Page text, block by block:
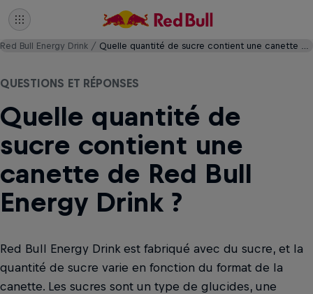
Red Bull Energy Drink Quelle quantité de sucre contient une canette de Red Bull Energy Drink ?
QUESTIONS ET RÉPONSES
Quelle quantité de
sucre contient une
canette de Red Bull
Energy Drink ?
Red Bull Energy Drink est fabriqué avec du sucre, et la
quantité de sucre varie en fonction du format de la
canette. Les sucres sont un type de glucides, une